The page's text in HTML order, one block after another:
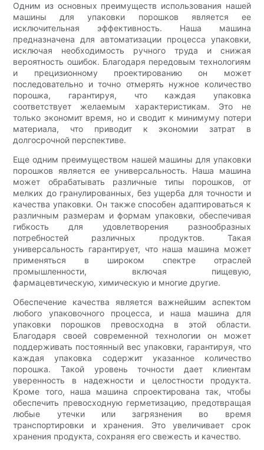
Одним из основных преимуществ использования нашей
машины для упаковки порошков является ее
исключительная эффективность. Наша машина
предназначена для автоматизации процесса упаковки,
исключая необходимость ручного труда и снижая
вероятность ошибок. Благодаря передовым технологиям
и прецизионному проектированию он может
последовательно и точно отмерять нужное количество
порошка, гарантируя, что каждая упаковка
соответствует желаемым характеристикам. Это не
только экономит время, но и сводит к минимуму потери
материала, что приводит к экономии затрат в
долгосрочной перспективе.
Еще одним преимуществом нашей машины для упаковки
порошков является ее универсальность. Наша машина
может обрабатывать различные типы порошков, от
мелких до гранулированных, без ущерба для точности и
качества упаковки. Он также способен адаптироваться к
различным размерам и формам упаковки, обеспечивая
гибкость для удовлетворения разнообразных
потребностей различных продуктов. Такая
универсальность гарантирует, что наша машина может
применяться в широком спектре отраслей
промышленности, включая пищевую,
фармацевтическую, химическую и многие другие.
Обеспечение качества является важнейшим аспектом
любого упаковочного процесса, и наша машина для
упаковки порошков превосходна в этой области.
Благодаря своей современной технологии он может
поддерживать постоянный вес упаковки, гарантируя, что
каждая упаковка содержит указанное количество
порошка. Такой уровень точности дает клиентам
уверенность в надежности и целостности продукта.
Кроме того, наша машина спроектирована так, чтобы
обеспечить превосходную герметизацию, предотвращая
любые утечки или загрязнения во время
транспортировки и хранения. Это увеличивает срок
хранения продукта, сохраняя его свежесть и качество.